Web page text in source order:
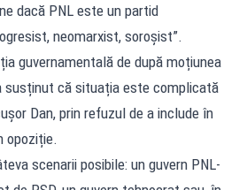
dacă PNL este un partid
neomarxist, soroșist”.
guvernamentală de după moțiunea
susținut că situația este complicată
Dan, prin refuzul de a include în
opoziție.
scenarii posibile: un guvern PNL-